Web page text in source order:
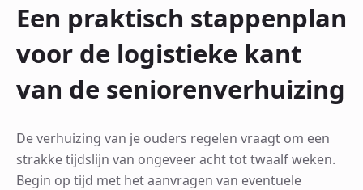
Een praktisch stappenplan
voor de logistieke kant
van de seniorenverhuizing
De verhuizing van je ouders regelen vraagt om een
strakke tijdslijn van ongeveer acht tot twaalf weken.
Begin op tijd met het aanvragen van eventuele